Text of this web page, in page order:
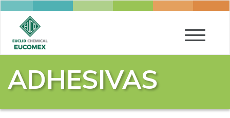
Toggle
ADHESIVAS